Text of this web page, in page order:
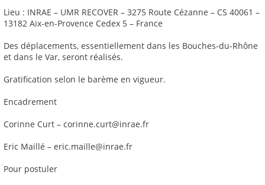
Lieu : INRAE – UMR RECOVER – 3275 Route Cézanne – CS 40061 –
13182 Aix-en-Provence Cedex 5 – France
Des déplacements, essentiellement dans les Bouches-du-Rhône
et dans le Var, seront réalisés.
Gratification selon le barème en vigueur.
Encadrement
Corinne Curt – corinne.curt@inrae.fr
Eric Maillé – eric.maille@inrae.fr
Pour postuler